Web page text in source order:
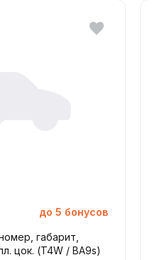
до 5 бонусов
габарит,
цок. (T4W / BA9s)